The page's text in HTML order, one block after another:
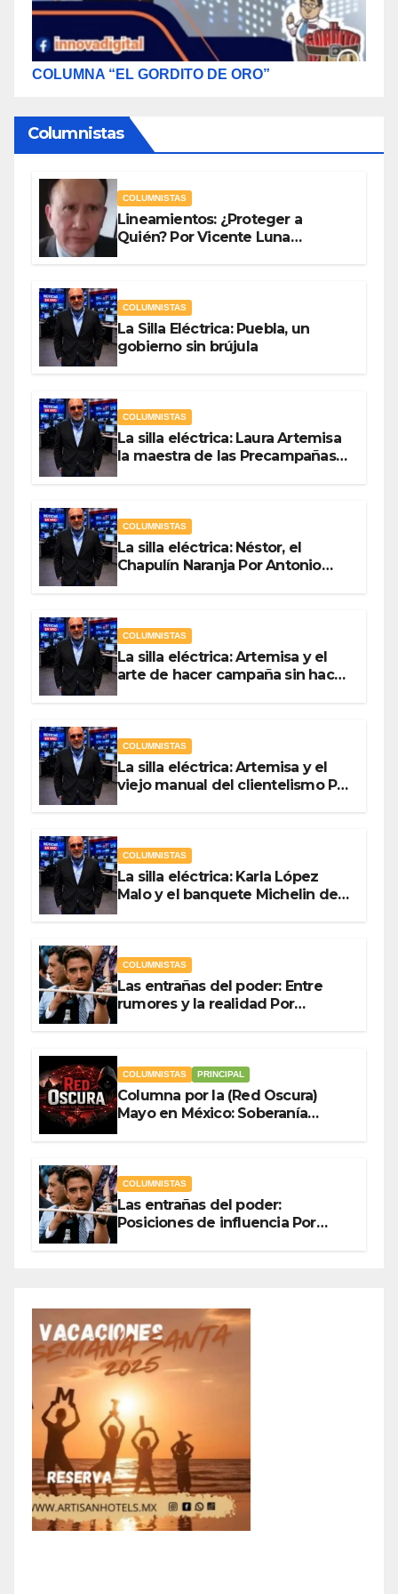
COLUMNA “EL GORDITO DE ORO”
Columnistas
COLUMNISTAS
Lineamientos: ¿Proteger a
Quién? Por Vicente Luna
COLUMNISTAS
La Silla Eléctrica: Puebla, un
gobierno sin brújula
COLUMNISTAS
La silla eléctrica: Laura Artemisa
la maestra de las Precampañas
COLUMNISTAS
La silla eléctrica: Néstor, el
Chapulín Naranja Por Antonio
COLUMNISTAS
La silla eléctrica: Artemisa y el
arte de hacer campaña sin hacer
COLUMNISTAS
La silla eléctrica: Artemisa y el
viejo manual del clientelismo Por
COLUMNISTAS
La silla eléctrica: Karla López
Malo y el banquete Michelin del
COLUMNISTAS
Las entrañas del poder: Entre
rumores y la realidad Por
COLUMNISTAS PRINCIPAL
Columna por la (Red Oscura)
Mayo en México: Soberanía
COLUMNISTAS
Las entrañas del poder:
Posiciones de influencia Por